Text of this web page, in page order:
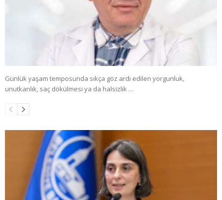
Günlük yaşam temposunda sıkça göz ardı edilen yorgunluk,
unutkanlık, saç dökülmesi ya da halsizlik …